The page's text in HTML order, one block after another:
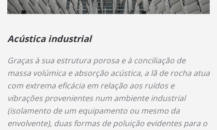
Acústica industrial
Graças à sua estrutura porosa e à conciliação de
massa volúmica e absorção acústica, a lã de rocha atua
com extrema eficácia em relação aos ruídos e
vibrações provenientes num ambiente industrial
(isolamento de um equipamento ou mesmo da
envolvente), duas formas de poluição evidentes para o